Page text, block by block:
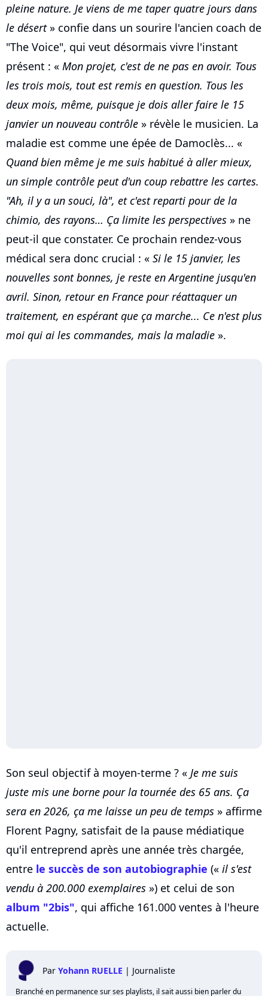
pleine nature. Je viens de me taper quatre jours dans
le désert» confie dans un sourire l'ancien coach de
"The Voice", qui veut désormais vivre l'instant
présent : « Mon projet, c'est de ne pas en avoir. Tous
les trois mois, tout est remis en question. Tous les
deux mois, même, puisque je dois aller faire le 15
janvier un nouveau contrôle » révèle le musicien. La
maladie est comme une épée de Damoclès... «
Quand bien même je me suis habitué à aller mieux,
un simple contrôle peut d'un coup rebattre les cartes.
"Ah, il y a un souci, là", et c'est reparti pour de la
chimio, des rayons… Ça limite les perspectives » ne
peut-il que constater. Ce prochain rendez-vous
médical sera donc crucial : « Si le 15 janvier, les
nouvelles sont bonnes, je reste en Argentine jusqu'en
avril. Sinon, retour en France pour réattaquer un
traitement, en espérant que ça marche... Ce n'est plus
moi qui ai les commandes, mais la maladie ».
Son seul objectif à moyen-terme ? « Je me suis
juste mis une borne pour la tournée des 65 ans. Ça
sera en 2026, ça me laisse un peu de temps » affirme
Florent Pagny, satisfait de la pause médiatique
qu'il entreprend après une année très chargée,
entre le succès de son autobiographie (« il s'est
vendu à 200.000 exemplaires ») et celui de son
album "2bis", qui affiche 161.000 ventes à l'heure
actuelle.
Par Yohann RUELLE | Journaliste
Branché en permanence sur ses playlists, il sait aussi bien parler du